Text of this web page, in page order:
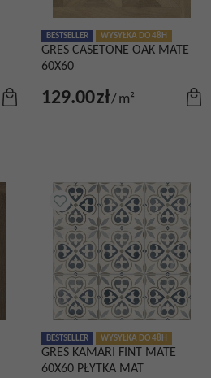
BESTSELLER WYSYŁKA DO 48H
GRES CASETONE OAK MATE
60X60
129.00zł/m²
BESTSELLER WYSYŁKA DO 48H
GRES KAMARI FINT MATE
60X60 PŁYTKA MAT